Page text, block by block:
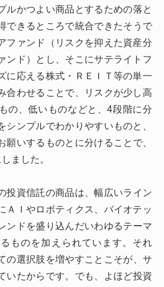
ルかつよい商品とするための落と
できるところで統合できたそうで
ファンド（リスクを抑えた資産分
ンド）とし、そこにサテライトフ
に応える株式・ＲＥＩＴ等の単一
合わせることで、リスクが少し高
の、低いものなどと、4段階に分
シンプルでわかりやすいものと、
願いするものとに分けることで、
ました。
投資信託の商品は、幅広いライン
ＡＩやロボティクス、バイオテッ
ンドを盛り込んだいわゆるテーマ
ものを加えられています。それ
の選択肢を増やすことこそが、サ
いたからです。でも、よほど投資